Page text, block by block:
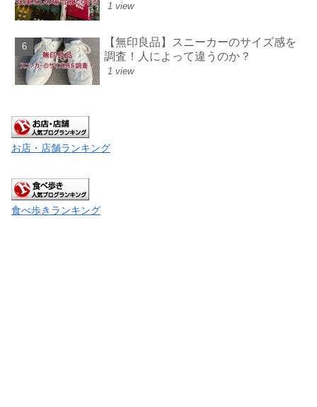
1 view
【無印良品】スニーカーのサイズ感を
調査！人によって違うのか？
1 view
お店・店舗ランキング
食べ歩きランキング